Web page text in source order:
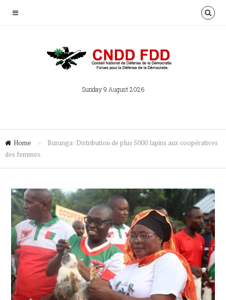
Sunday 9 August 2026
Home »
Burunga: Distribution de plus 5000 lapins aux coopératives
des femmes.